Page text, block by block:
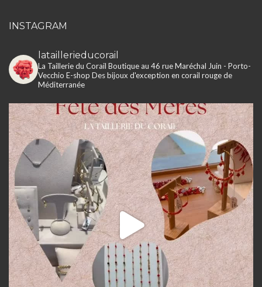
INSTAGRAM
lataillerieducorail
La Taillerie du Corail Boutique au 46 rue Maréchal Juin - Porto-
Vecchio E-shop Des bijoux d'exception en corail rouge de
Méditerranée